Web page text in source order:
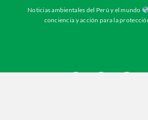
Noticias ambientales del Perú y el mundo
conciencia y acción para la